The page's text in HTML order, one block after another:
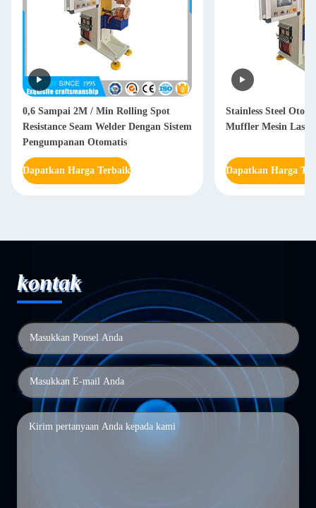
0,6 Sampai 2M / Min Rolling Spot
Resistance Seam Welder Dengan Sistem
Pengumpanan Otomatis
Dapatkan Harga Terbaik
Stainless Steel
Muffler Mesin Las
Dapatkan Harga
kontak